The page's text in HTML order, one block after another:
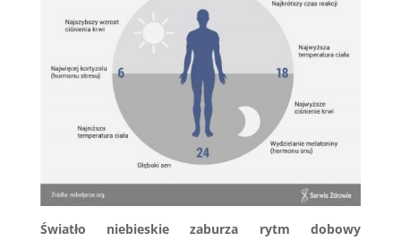
Światło niebieskie zaburza rytm dobowy